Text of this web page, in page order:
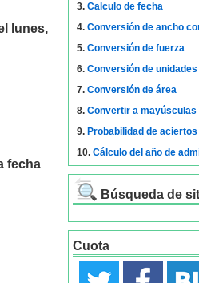
lunes,
fecha
3. Calculo de fecha
4. Conversión de ancho
5. Conversión de fuerza
6. Conversión de unidades
7. Conversión de área
8. Convertir a
9. Probabilidad de
10. Cálculo del año de
Búsqueda de
Cuota